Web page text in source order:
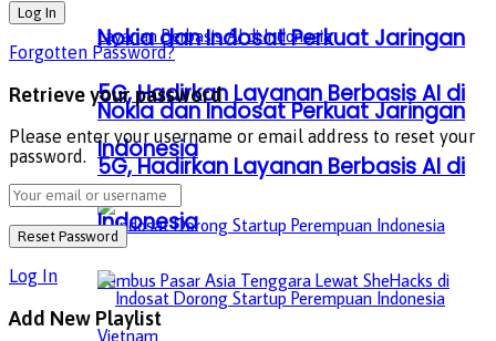
Nokia dan Indosat Perkuat Jaringan
5G, Hadirkan Layanan Berbasis AI di
Indonesia
Nokia dan Indosat Perkuat Jaringan
5G, Hadirkan Layanan Berbasis AI di
Indonesia
Forgotten Password?
Retrieve your password
Please enter your username or email address to reset your
password.
Log In
Add New Playlist